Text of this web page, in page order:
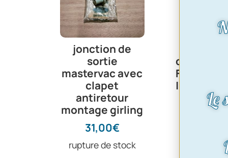
jonction de
sortie
mastervac avec
clapet
antiretour
montage girling
31,00€
rupture de stock
de frein à
Fixé sur le
| Fiesta
:
Voir le
Le